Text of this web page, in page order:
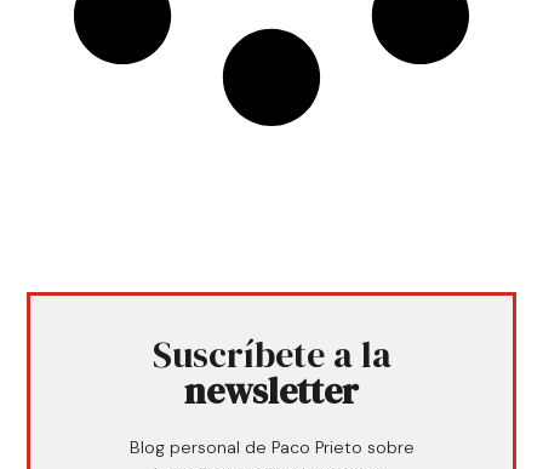
Suscríbete a la
newsletter
Blog personal de Paco Prieto sobre